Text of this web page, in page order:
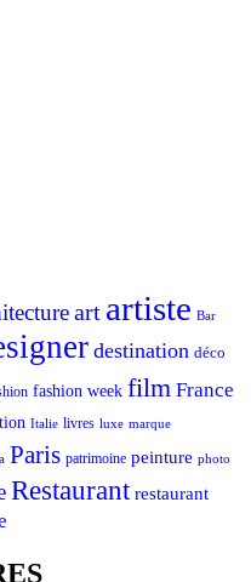
art artiste Bar
destination déco
fashion week film France
Italie livres luxe marque
Paris patrimoine peinture photo
Restaurant restaurant